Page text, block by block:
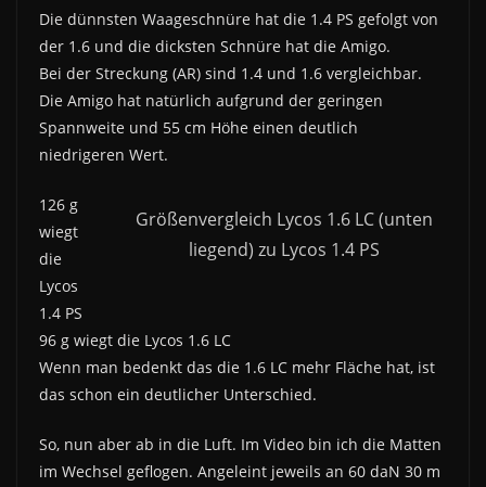
Die dünnsten Waageschnüre hat die 1.4 PS gefolgt von
der 1.6 und die dicksten Schnüre hat die Amigo.
Bei der Streckung (AR) sind 1.4 und 1.6 vergleichbar.
Die Amigo hat natürlich aufgrund der geringen
Spannweite und 55 cm Höhe einen deutlich
niedrigeren Wert.
Größenvergleich Lycos 1.6 LC (unten
liegend) zu Lycos 1.4 PS
126 g
wiegt
die
Lycos
1.4 PS
96 g wiegt die Lycos 1.6 LC
Wenn man bedenkt das die 1.6 LC mehr Fläche hat, ist
das schon ein deutlicher Unterschied.
So, nun aber ab in die Luft. Im Video bin ich die Matten
im Wechsel geflogen. Angeleint jeweils an 60 daN 30 m